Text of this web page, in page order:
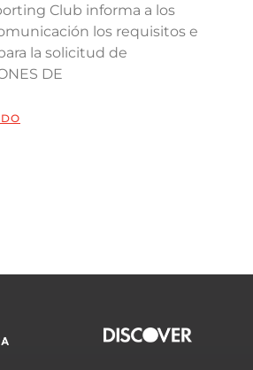
Club informa a los
los requisitos e
la solicitud de
DE